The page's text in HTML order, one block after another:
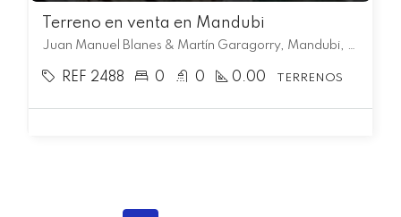
Terreno en venta en Mandubi
Juan Manuel Blanes & Martín Garagorry, Mandubi, Rivera
REF 2488 0 0 0.00 TERRENOS